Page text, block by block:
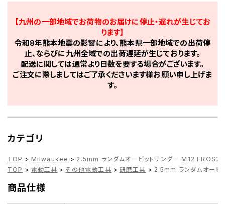
【九州の一部地域でお荷物のお届けに停止・遅れが生じてお
ります】
令和8年熊本地震の影響により、熊本県一部地域での出荷停
止、ならびに九州全域での出荷遅延が生じております。
配送に関しては通常より日数を要する場合がございます。
ご注文に際しましてはご了承くださいます様お願い申し上げま
す。
カテゴリ
TOP > Milwaukee > 2.5mm ランダムオービットサンダー M12
TOP > 電動工具 > その他電動工具 > 研磨工具 > 2.5mm ランダムオー
商品仕様